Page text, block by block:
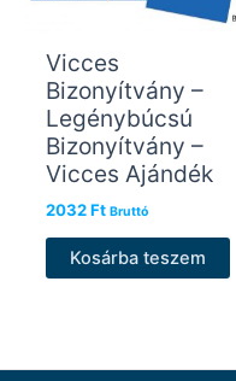
Vicces
Bizonyítvány –
Legénybúcsú
Bizonyítvány –
Vicces Ajándék
2032Ft Bruttó
Kosárba teszem